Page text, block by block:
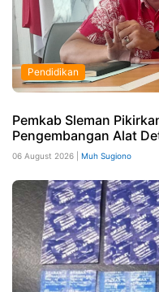
Pendidikan
Pemkab Sleman
Pengembangan Alat
06 August 2026 | Muh Sugiono